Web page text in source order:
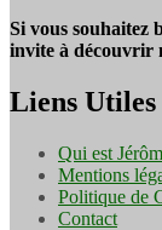
Si vous souhaitez
invite à découvrir
Liens Utiles
Qui est
Mentions
Politique de
Contact